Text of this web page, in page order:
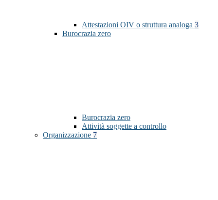
Attestazioni OIV o struttura analoga 3
Burocrazia zero
Burocrazia zero
Attività soggette a controllo
Organizzazione 7